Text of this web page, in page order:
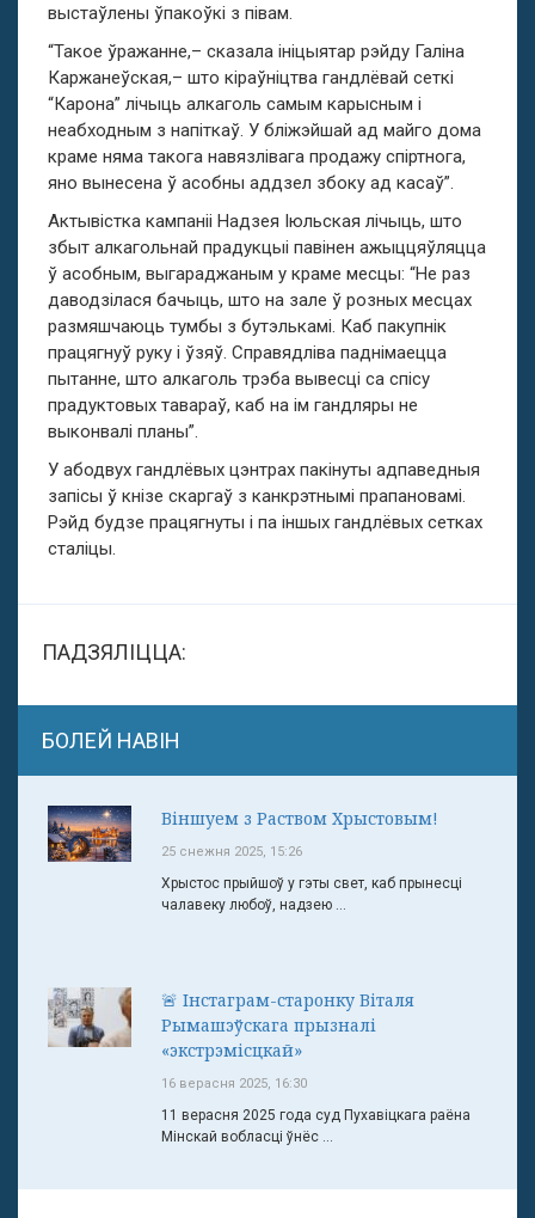
выстаўлены ўпакоўкі з півам.
“Такое ўражанне,– сказала ініцыятар рэйду Галіна
Каржанеўская,– што кіраўніцтва гандлёвай сеткі
“Карона” лічыць алкаголь самым карысным і
неабходным з напіткаў. У бліжэйшай ад майго дома
краме няма такога навязлівага продажу спіртнога,
яно вынесена ў асобны аддзел збоку ад касаў”.
Актывістка кампаніі Надзея Іюльская лічыць, што
збыт алкагольнай прадукцыі павінен ажыццяўляцца
ў асобным, выгараджаным у краме месцы: “Не раз
даводзілася бачыць, што на зале ў розных месцах
размяшчаюць тумбы з бутэлькамі. Каб пакупнік
працягнуў руку і ўзяў. Справядліва паднімаецца
пытанне, што алкаголь трэба вывесці са спісу
прадуктовых тавараў, каб на ім гандляры не
выконвалі планы”.
У абодвух гандлёвых цэнтрах пакінуты адпаведныя
запісы ў кнізе скаргаў з канкрэтнымі прапановамі.
Рэйд будзе працягнуты і па іншых гандлёвых сетках
сталіцы.
ПАДЗЯЛІЦЦА:
БОЛЕЙ НАВІН
Віншуем з Раством Хрыстовым!
25 снежня 2025, 15:26
Хрыстос прыйшоў у гэты свет, каб прынесці
чалавеку любоў, надзею ...
🚨 Інстаграм-старонку Віталя
Рымашэўскага прызналі
«экстрэмісцкай»
16 верасня 2025, 16:30
11 верасня 2025 года суд Пухавіцкага раёна
Мінскай вобласці ўнёс ...